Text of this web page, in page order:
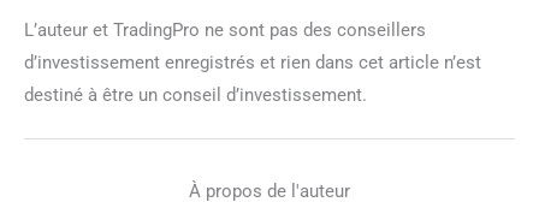
L’auteur et TradingPro ne sont pas des conseillers
d’investissement enregistrés et rien dans cet article n’est
destiné à être un conseil d’investissement.
À propos de l'auteur